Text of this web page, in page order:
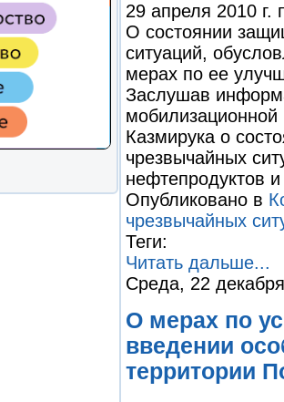
29 апреля 2010 г.
О состоянии
ситуаций,
мерах по ее
Заслушав
Казмирука о
чрезвычайных
нефтепродуктов
Опубликовано в
чрезвычайных
Теги:
Читать дальше...
Среда, 22
О мерах по
введении
территории